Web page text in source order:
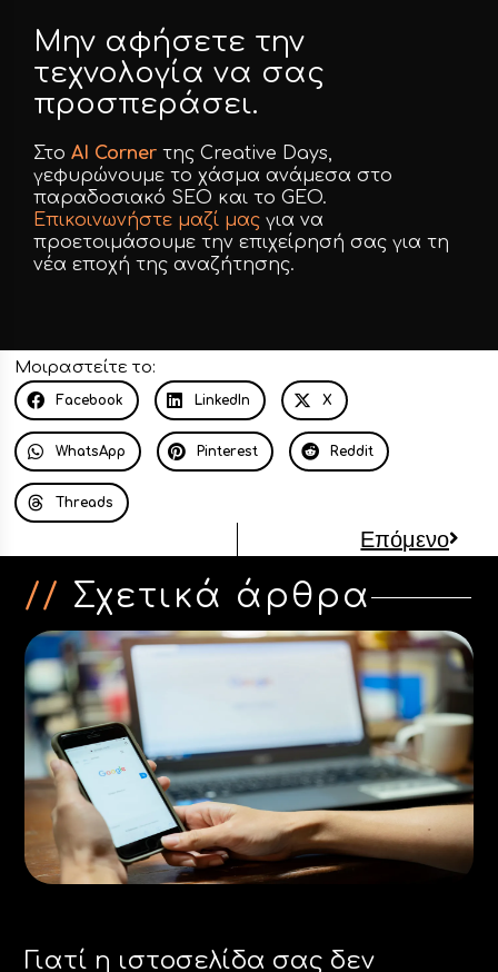
Μην αφήσετε την
τεχνολογία να σας
προσπεράσει.
Στο AI Cornerτης Creative Days,
γεφυρώνουμε το χάσμα ανάμεσα στο
παραδοσιακό SEO και το GEO.
Επικοινωνήστε μαζί μαςγια να
προετοιμάσουμε την επιχείρησή σας για τη
νέα εποχή της αναζήτησης.
Μοιραστείτε το:
Facebook LinkedIn X
WhatsApp Pinterest Reddit
Threads
Επόμενο
// Σχετικά άρθρα
Γιατί η ιστοσελίδα σας δεν